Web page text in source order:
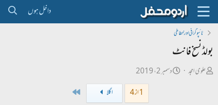
داخل ہوں
ٹائپو گرافی اور خطاطی
بولڈ نسخ فانٹ
ص
علوی امجد
تدسمبر 2، 2019
1 از 4
اگلا